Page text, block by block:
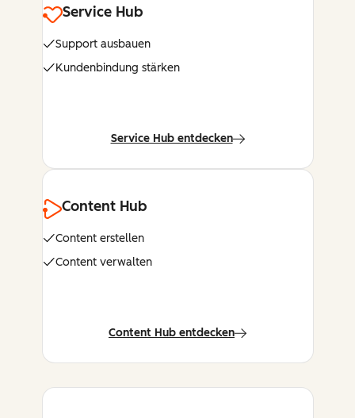
Service Hub
Support ausbauen
Kundenbindung stärken
Service Hub entdecken
Content Hub
Content erstellen
Content verwalten
Content Hub entdecken